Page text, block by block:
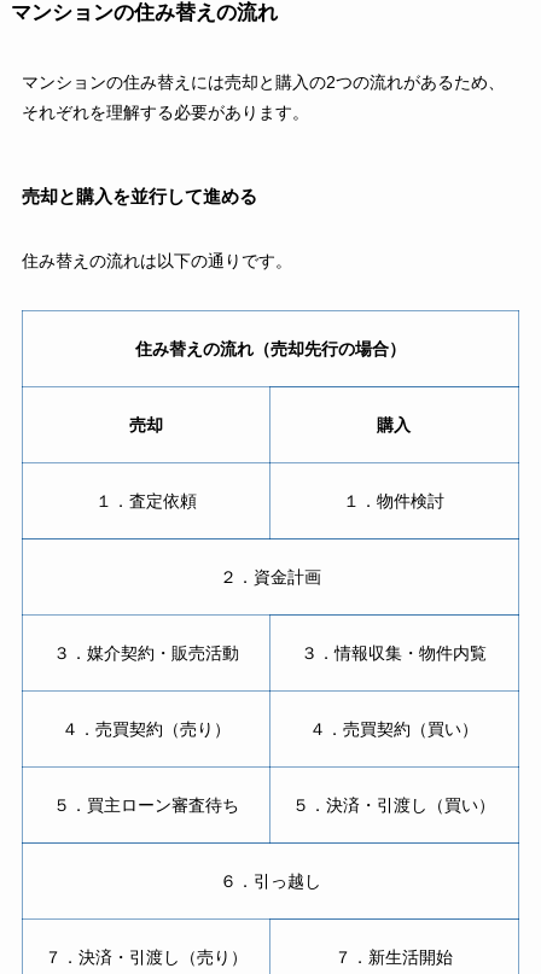
マンションの住み替えの流れ
マンションの住み替えには売却と購入の2つの流れがあるため、
それぞれを理解する必要があります。
売却と購入を並行して進める
住み替えの流れは以下の通りです。
住み替えの流れ（売却先行の場合）
売却 購入
１．査定依頼 １．物件検討
２．資金計画
３．媒介契約・販売活動 ３．情報収集・物件内覧
４．売買契約（売り） ４．売買契約（買い）
５．買主ローン審査待ち ５．決済・引渡し（買い）
６．引っ越し
７．決済・引渡し（売り） ７．新生活開始